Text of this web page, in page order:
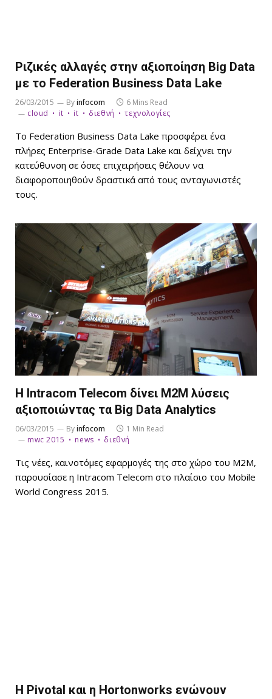
Ριζικές αλλαγές στην αξιοποίηση Big Data
με το Federation Business Data Lake
26/03/2015 Byinfocom
6 Mins Read
cloud
it it διεθνή τεχνολογίες
Το Federation Business Data Lake προσφέρει ένα
πλήρες Enterprise-Grade Data Lake και δείχνει την
κατεύθυνση σε όσες επιχειρήσεις θέλουν να
διαφοροποιηθούν δραστικά από τους ανταγωνιστές
τους.
Η Intracom Telecom δίνει M2M λύσεις
αξιοποιώντας τα Big Data Analytics
06/03/2015 Byinfocom
1 Min Read
mwc 2015
news διεθνή
Τις νέες, καινοτόμες εφαρμογές της στο χώρο του M2M,
παρουσίασε η Intracom Telecom στο πλαίσιο του Mobile
World Congress 2015.
Η Pivotal και η Hortonworks ενώνουν